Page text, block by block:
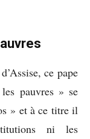
ce pape
pauvres » se
» et à ce titre il
ni les